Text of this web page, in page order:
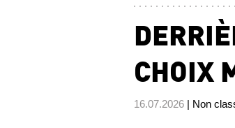
CHOIX
16.07.2026 | Non